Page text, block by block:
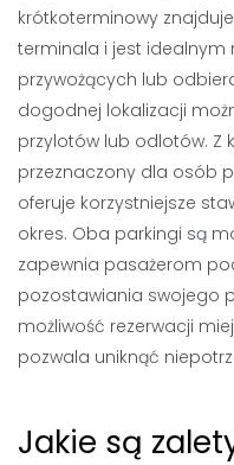
krótkoterminowy
terminala i jest idealnym
przywożących lub
dogodnej lokalizacji
przylotów lub odlotów. Z
przeznaczony dla osób
oferuje korzystniejsze
okres. Oba parkingi są
zapewnia pasażerom
pozostawiania swojego
możliwość rezerwacji
pozwala uniknąć
Jakie są